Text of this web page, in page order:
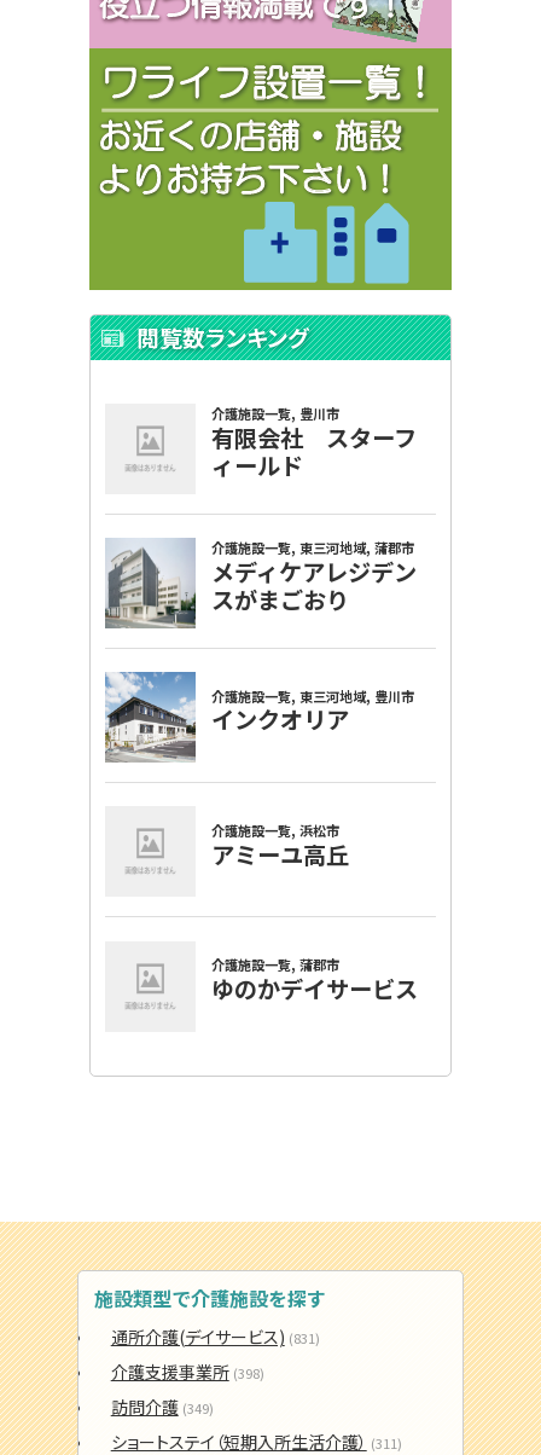
閲覧数ランキング
施設類型で介護施設を探す
通所介護(デイサービス) (831)
介護支援事業所 (398)
訪問介護 (349)
ショートステイ（短期入所生活介護） (311)